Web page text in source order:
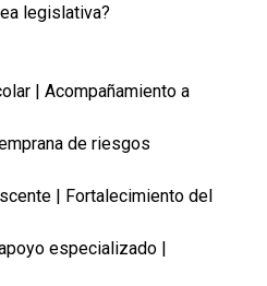
legislativa?
| Acompañamiento a
de riesgos
| Fortalecimiento del
especializado |